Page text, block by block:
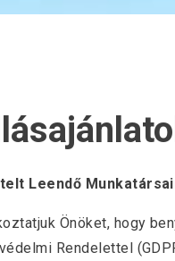
Leendő
Önöket, hogy
Rendelettel